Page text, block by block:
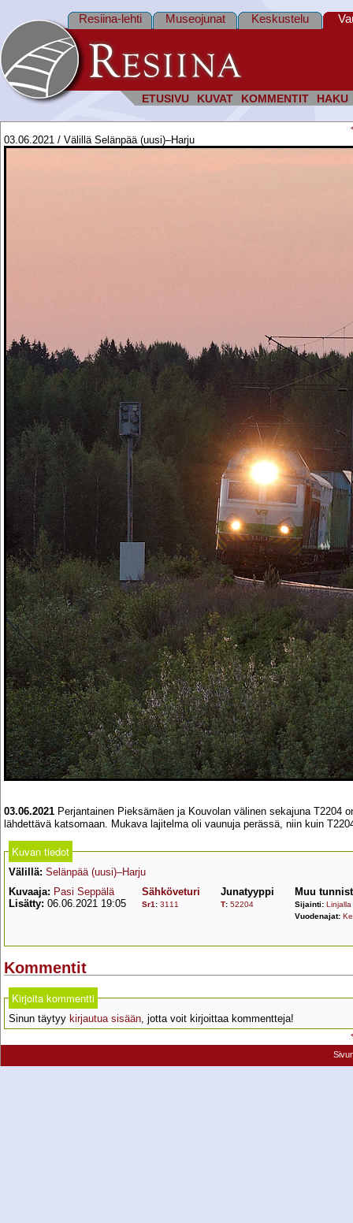
ETUSIVU KUVAT KOMMENTIT HAKU
Resiina-lehti Museojunat Keskustelu
03.06.2021 / Välillä Selänpää (uusi)–Harju
03.06.2021 Perjantainen Pieksämäen ja Kouvolan välinen sekajuna
lähdettävä katsomaan. Mukava lajitelma oli vaunuja perässä, niin kuin
Kuvan tiedot
Välillä: Selänpää (uusi)–Harju
Kuvaaja: Pasi Seppälä
Lisätty: 06.06.2021 19:05
Sähköveturi
Sr1 : 3111
Junatyyppi
T: 52204
Muu
Sijainti: Linjalla
Vuodenajat:
Kommentit
Kirjoita kommentti
Sinun täytyy kirjautua sisään, jotta voit kirjoittaa kommentteja!